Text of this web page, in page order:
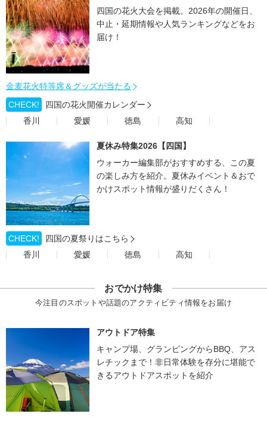
四国の花火大会を掲載。2026年の開催日、
中止・延期情報や人気ランキングなどをお
届け！
金麦花火特等席＆グッズが当たる
CHECK!
四国の花火開催カレンダー
香川
愛媛 徳島 高知
夏休み特集2026【四国】
ウォーカー編集部がおすすめする、この夏
の楽しみ方を紹介。夏休みイベント＆おで
かけスポット情報が盛りだくさん！
CHECK!
四国の夏祭りはこちら
香川
愛媛 徳島 高知
おでかけ特集
今注目のスポットや話題のアクティビティ情報をお届け
アウトドア特集
キャンプ場、グランピングからBBQ、アス
レチックまで！非日常体験を存分に堪能で
きるアウトドアスポットを紹介